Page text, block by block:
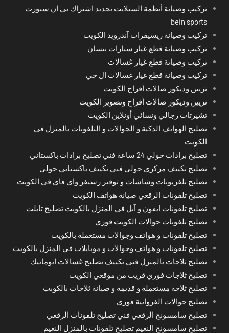
تركيب وصيانة أنظمة الستلايت تجديد اشتراك بي ان سبورت
bein sports
تركيب وصيانة ريسيفرات آندرويد الكويت
تركيب وصيانة قطع غيار سيارات نيسان
تركيب وصيانة قطع غيار غسالات
تركيب وصيانة قطع غيار غسالات ال جي
تزيين وديكور صالات أفراح الكويت
تزيين وديكور صالات أفراح وتصوير الكويت
تشيرتات رجالي ونسائي أونلاين الكويت
تصليح الهواتف الذكية و الجوالات و التلفونات بالمنزل في
الكويت
تصليح برادات حولي 24 ساعة فني تصليح برادات باكستاني
تصليح تكييف مركزي حولي فني تكييف باكستاني حولي
تصليح تلفزيونات وشاشات و توفير رسيفر واي فاي في الكويت
تصليح تلفونات الرقعي صيانة هواتف الكويت
تصليح تلفونات ايفون و آبل في المنزل بالكويت تصليح تابلت
تصليح تلفونات جوالات الكويت فوري
تصليح تلفونات و هواتف وجوالات مستعملة بالكويت
تصليح تلفونات و هواتف وجوالات و موبايلات في المنزل بالكويت
تصليح ثلاجات بالمنزل فني تكييف تصليح غسالات اتوماتيك
تصليح ثلاجات فوري قريب من موقعي الكويت
تصليح ثلاجة مستعملة و قديمة و صيانة ثلاجات بالكويت
تصليح جوالات الفروانية فوري
تصليح سامسونج الرقعي فني تصليح تلفونات الرقعي
تصليح سامسونج النعيم تصليح تلفونات بالمنزل النعيم